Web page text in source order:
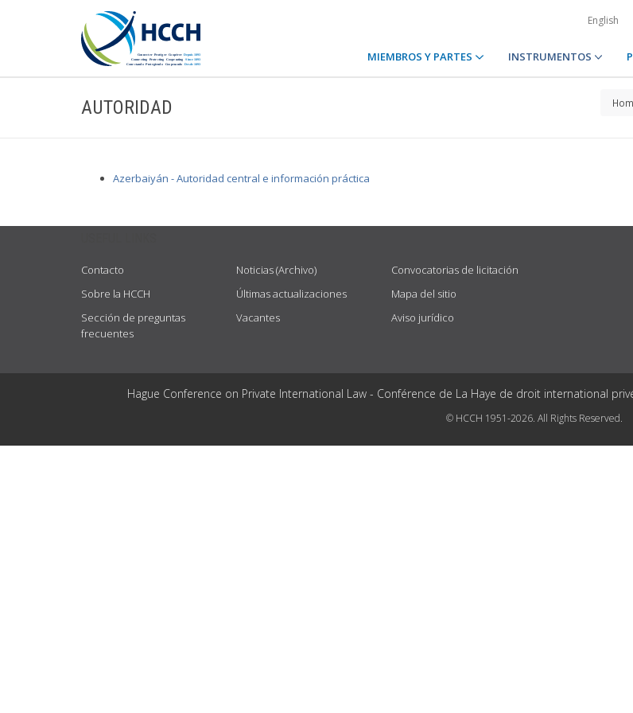
English
MIEMBROS Y PARTES INSTRUMENTOS
AUTORIDAD
Azerbaiyán - Autoridad central e información práctica
Contacto
Sobre la HCCH
Sección de preguntas
frecuentes
Noticias (Archivo)
Últimas actualizaciones
Vacantes
Convocatorias de licitación
Mapa del sitio
Aviso jurídico
Hague Conference on Private International Law - Conférence de La Haye de droit international
© HCCH 1951-2026. All Rights Reserved.